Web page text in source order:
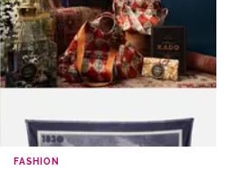
FASHION